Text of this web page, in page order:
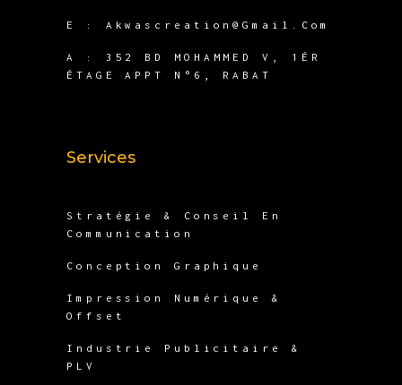
E : Akwascreation@gmail.com
A :
352 BD MOHAMMED V, 1ÉR
ÉTAGE APPT N°6, RABAT
Services
Stratégie & Conseil En
Communication
Conception Graphique
Impression Numérique &
Offset
Industrie Publicitaire &
PLV